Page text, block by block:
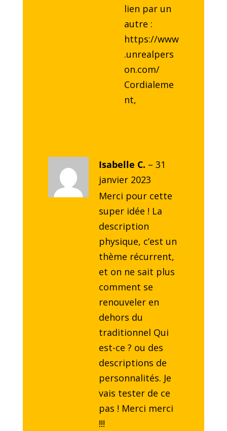
lien par un
autre :
https://www
.unrealpers
on.com/
Cordialeme
nt,
Isabelle C. – 31
janvier 2023
Merci pour cette
super idée ! La
description
physique, c’est un
thème récurrent,
et on ne sait plus
comment se
renouveler en
dehors du
traditionnel Qui
est-ce ? ou des
descriptions de
personnalités. Je
vais tester de ce
pas ! Merci merci
!!!